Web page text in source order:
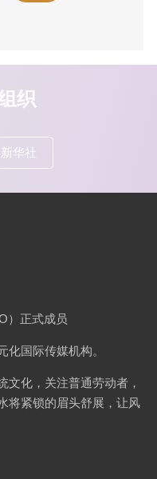
织
新华社
）正式成员
国际传媒机构。
文化，关注普通劳动者，
将紧锁的眉头舒展，让风